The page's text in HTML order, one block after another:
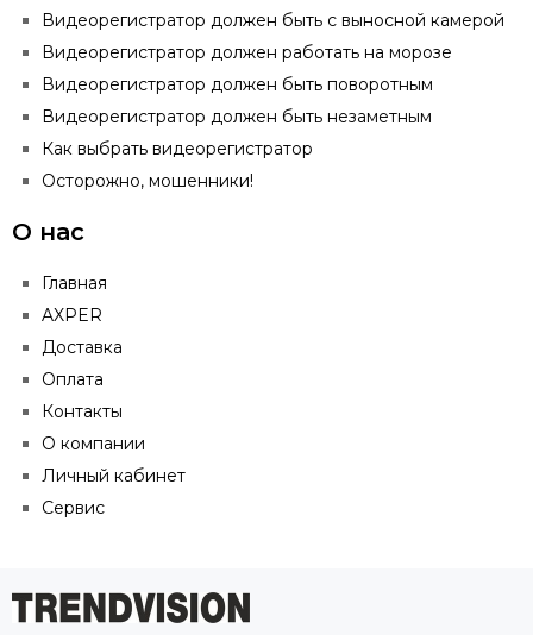
Видеорегистратор должен быть с выносной камерой
Видеорегистратор должен работать на морозе
Видеорегистратор должен быть поворотным
Видеорегистратор должен быть незаметным
Как выбрать видеорегистратор
Осторожно, мошенники!
О нас
Главная
AXPER
Доставка
Оплата
Контакты
O компании
Личный кабинет
Сервис